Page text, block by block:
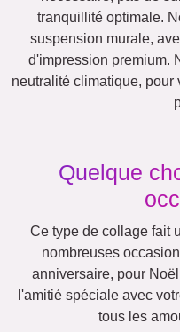
Classique
Enfants
Mamie
&
Chiffres
Anniversaire
Cœur
Beaucoup
!
Amis